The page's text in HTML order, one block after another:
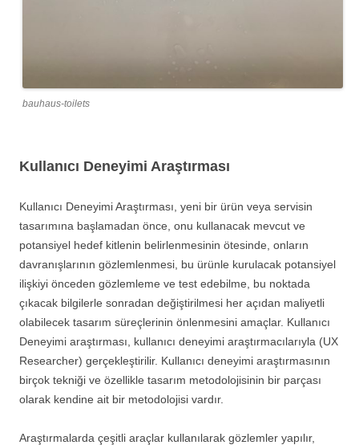
bauhaus-toilets
Kullanıcı Deneyimi Araştırması
Kullanıcı Deneyimi Araştırması, yeni bir ürün veya servisin
tasarımına başlamadan önce, onu kullanacak mevcut ve
potansiyel hedef kitlenin belirlenmesinin ötesinde, onların
davranışlarının gözlemlenmesi, bu ürünle kurulacak potansiyel
ilişkiyi önceden gözlemleme ve test edebilme, bu noktada
çıkacak bilgilerle sonradan değiştirilmesi her açıdan maliyetli
olabilecek tasarım süreçlerinin önlenmesini amaçlar. Kullanıcı
Deneyimi araştırması, kullanıcı deneyimi araştırmacılarıyla (UX
Researcher) gerçekleştirilir. Kullanıcı deneyimi araştırmasının
birçok tekniği ve özellikle tasarım metodolojisinin bir parçası
olarak kendine ait bir metodolojisi vardır.
Araştırmalarda çeşitli araçlar kullanılarak gözlemler yapılır,